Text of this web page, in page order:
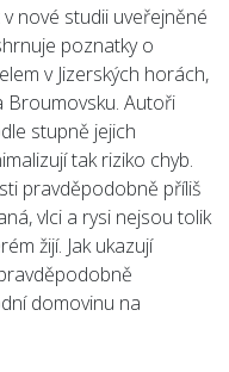
nové studii uveřejněné
poznatky o
v Jizerských horách,
Broumovsku. Autoři
stupně jejich
tak riziko chyb.
pravděpodobně příliš
vlci a rysi nejsou tolik
žijí. Jak ukazují
domovinu na